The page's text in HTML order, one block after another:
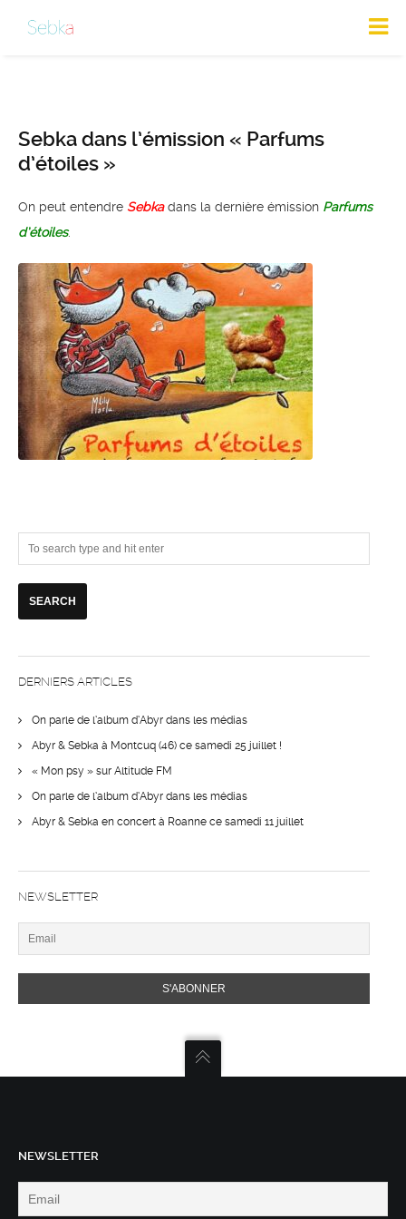
Sebka dans l’émission « Parfums
d’étoiles »
On peut entendre Sebkadans la dernière émission Parfums
d’étoiles.
DERNIERS ARTICLES
On parle de l’album d’Abyr dans les médias
Abyr & Sebka à Montcuq (46) ce samedi 25 juillet !
« Mon psy » sur Altitude FM
On parle de l’album d’Abyr dans les médias
Abyr & Sebka en concert à Roanne ce samedi 11 juillet
NEWSLETTER
NEWSLETTER